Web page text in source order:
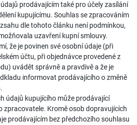
prodávajícím také pro účely zasílání
kupujícímu. Souhlas se zpracováním
dle tohoto článku není podmínkou,
uzavření kupní smlouvy.
že je povinen své osobní údaje (při
účtu, při objednávce provedené z
uvádět správně a pravdivě a že je
informovat prodávajícího o změně
údajů kupujícího může prodávající
zpracovatele. Kromě osob dopravujících
prodávajícím bez předchozího souhlasu